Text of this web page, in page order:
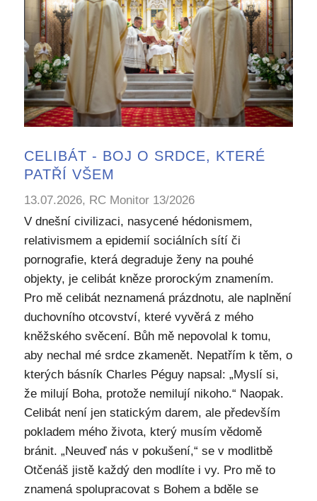
CELIBÁT - BOJ O SRDCE, KTERÉ
PATŘÍ VŠEM
13.07.2026, RC Monitor 13/2026
V dnešní civilizaci, nasycené hédonismem,
relativismem a epidemií sociálních sítí či
pornografie, která degraduje ženy na pouhé
objekty, je celibát kněze prorockým znamením.
Pro mě celibát neznamená prázdnotu, ale naplnění
duchovního otcovství, které vyvěrá z mého
kněžského svěcení. Bůh mě nepovolal k tomu,
aby nechal mé srdce zkamenět. Nepatřím k těm, o
kterých básník Charles Péguy napsal: „Myslí si,
že milují Boha, protože nemilují nikoho.“ Naopak.
Celibát není jen statickým darem, ale především
pokladem mého života, který musím vědomě
bránit. „Neuveď nás v pokušení,“ se v modlitbě
Otčenáš jistě každý den modlíte i vy. Pro mě to
znamená spolupracovat s Bohem a bděle se